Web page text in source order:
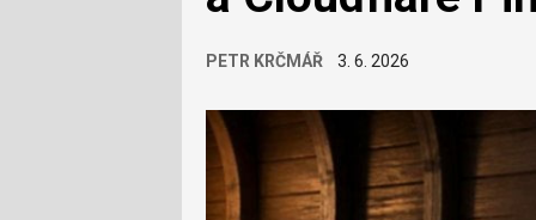
PETR KRČMÁŘ 3. 6. 2026